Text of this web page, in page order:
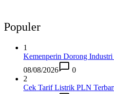
Populer
1
Kemenperin Dorong
08/08/2026
0
2
Cek Tarif Listrik PLN